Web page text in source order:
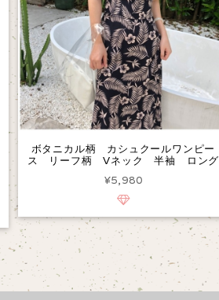
ボタニカル柄 カシュクールワンピー
ス リーフ柄 Vネック 半袖 ロング
¥5,980